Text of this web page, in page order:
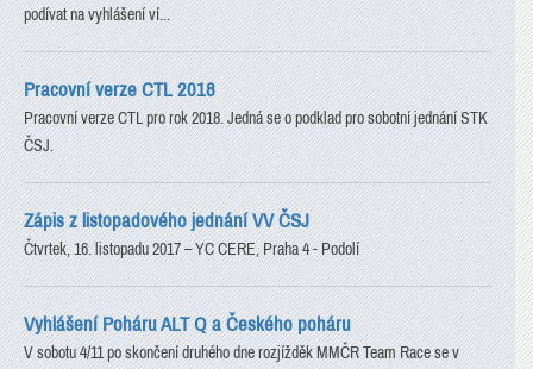
podívat na vyhlášení ví...
Pracovní verze CTL 2018
Pracovní verze CTL pro rok 2018. Jedná se o podklad pro sobotní jednání STK
ČSJ.
Zápis z listopadového jednání VV ČSJ
Čtvrtek, 16. listopadu 2017 – YC CERE, Praha 4 - Podolí
Vyhlášení Poháru ALT Q a Českého poháru
V sobotu 4/11 po skončení druhého dne rozjížděk MMČR Team Race se v